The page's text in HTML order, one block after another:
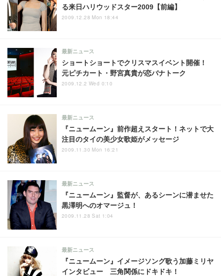
る来日ハリウッドスター2009【前編】
2009.12.28 Mon 18:44
ショートショートでクリスマスイベント開催！
元ピチカート・野宮真貴が恋バナトーク
最新ニュース
2009.12.2 Wed 0:10
『ニュームーン』前作超えスタート！ネットで大
注目のタイの美少女歌姫がメッセージ
最新ニュース
2009.11.30 Mon 16:21
『ニュームーン』監督が、あるシーンに潜ませた
黒澤明へのオマージュ！
最新ニュース
2009.11.28 Sat 1:04
『ニュームーン』イメージソング歌う加藤ミリヤ
インタビュー 三角関係にドキドキ！
最新ニュース